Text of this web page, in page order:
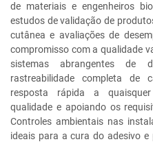
de materiais e engenheiros
estudos de validação de
cutânea e avaliações de
compromisso com a qualidade
sistemas abrangentes de
rastreabilidade completa de
resposta rápida a
qualidade e apoiando os
Controles ambientais nas
ideais para a cura do adesivo